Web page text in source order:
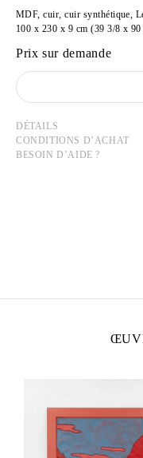
MDF, cuir, cuir synthétique,
100 x 230 x 9 cm (39 3/8 x
Prix sur demande
DÉTAILS
CONDITIONS D’ACHAT
BESOIN D’AIDE ?